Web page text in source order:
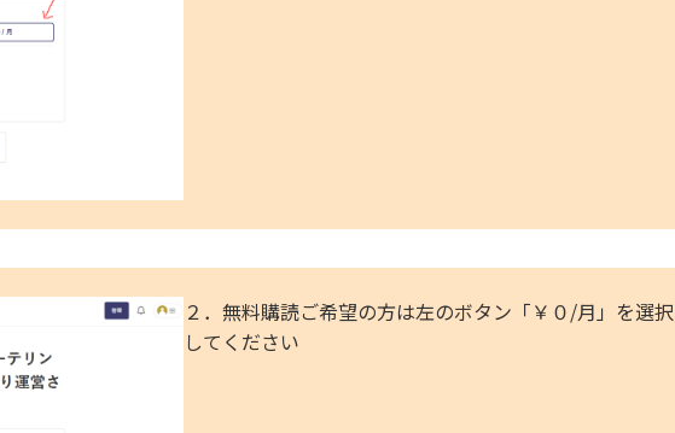
２．無料購読ご希望の方は左のボタン「￥０/月」を選択
してください